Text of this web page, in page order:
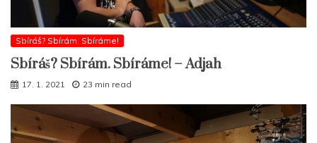
Sbíráš? Sbírám. Sbíráme!
Sbíráš? Sbírám. Sbíráme! – Adjah
17. 1. 2021 23 min read